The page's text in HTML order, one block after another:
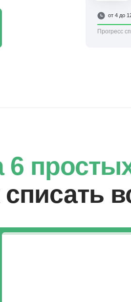
от 4 до
Прогресс
6
списать